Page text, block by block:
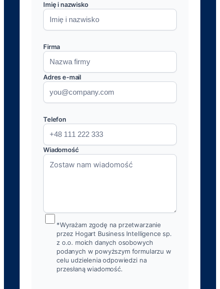
Imię i nazwisko
Firma
Adres e-mail
Telefon
Wiadomość
*Wyrażam zgodę na przetwarzanie
przez Hogart Business Intelligence sp.
z o.o. moich danych osobowych
podanych w powyższym formularzu w
celu udzielenia odpowiedzi na
przesłaną wiadomość.